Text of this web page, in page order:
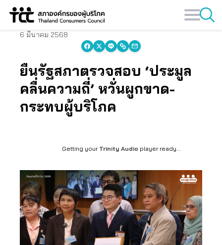
Skip
content
6 มีนาคม 2568
ยื่นรัฐสภาตรวจสอบ ‘ประมูล
คลื่นความถี่’ หวั่นผูกขาด-
กระทบผู้บริโภค
Getting your Trinity Audio player ready...